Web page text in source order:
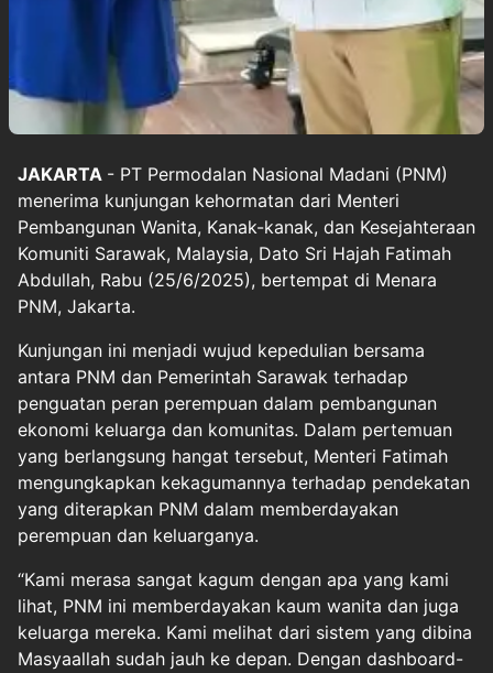
JAKARTA - PT Permodalan Nasional Madani (PNM)
menerima kunjungan kehormatan dari Menteri
Pembangunan Wanita, Kanak-kanak, dan Kesejahteraan
Komuniti Sarawak, Malaysia, Dato Sri Hajah Fatimah
Abdullah, Rabu (25/6/2025), bertempat di Menara
PNM, Jakarta.
Kunjungan ini menjadi wujud kepedulian bersama
antara PNM dan Pemerintah Sarawak terhadap
penguatan peran perempuan dalam pembangunan
ekonomi keluarga dan komunitas. Dalam pertemuan
yang berlangsung hangat tersebut, Menteri Fatimah
mengungkapkan kekagumannya terhadap pendekatan
yang diterapkan PNM dalam memberdayakan
perempuan dan keluarganya.
“Kami merasa sangat kagum dengan apa yang kami
lihat, PNM ini memberdayakan kaum wanita dan juga
keluarga mereka. Kami melihat dari sistem yang dibina
Masyaallah sudah jauh ke depan. Dengan dashboard-